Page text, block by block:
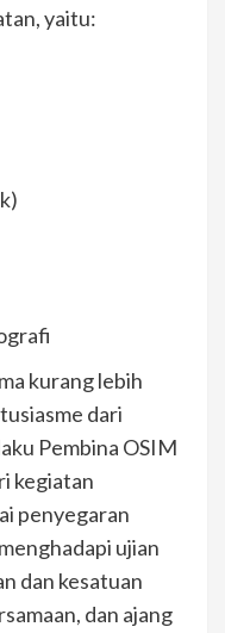
yaitu:
kurang lebih
dari
Pembina OSIM
kegiatan
penyegaran
ujian
dan kesatuan
dan ajang